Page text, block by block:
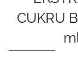
CUKRU